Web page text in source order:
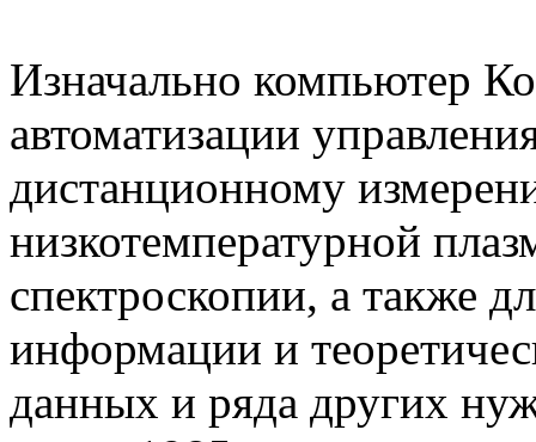
Изначально компьютер
автоматизации
дистанционному
низкотемпературной
спектроскопии, а также
информации и
данных и ряда других